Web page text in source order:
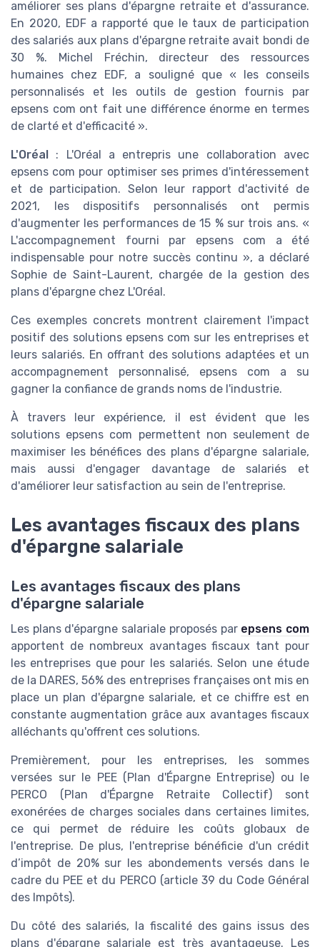
améliorer ses plans d'épargne retraite et d'assurance.
En 2020, EDF a rapporté que le taux de participation
des salariés aux plans d'épargne retraite avait bondi de
30 %. Michel Fréchin, directeur des ressources
humaines chez EDF, a souligné que « les conseils
personnalisés et les outils de gestion fournis par
epsens com ont fait une différence énorme en termes
de clarté et d'efficacité ».
L'Oréal
: L'Oréal a entrepris une collaboration avec
epsens com pour optimiser ses primes d'intéressement
et de participation. Selon leur rapport d'activité de
2021, les dispositifs personnalisés ont permis
d'augmenter les performances de 15 % sur trois ans. «
L'accompagnement fourni par epsens com a été
indispensable pour notre succès continu », a déclaré
Sophie de Saint-Laurent, chargée de la gestion des
plans d'épargne chez L'Oréal.
Ces exemples concrets montrent clairement l'impact
positif des solutions epsens com sur les entreprises et
leurs salariés. En offrant des solutions adaptées et un
accompagnement personnalisé, epsens com a su
gagner la confiance de grands noms de l'industrie.
À travers leur expérience, il est évident que les
solutions epsens com permettent non seulement de
maximiser les bénéfices des plans d'épargne salariale,
mais aussi d'engager davantage de salariés et
d'améliorer leur satisfaction au sein de l'entreprise.
Les avantages fiscaux des plans
d'épargne salariale
Les avantages fiscaux des plans
d'épargne salariale
Les plans d'épargne salariale proposés par epsens com
apportent de nombreux avantages fiscaux tant pour
les entreprises que pour les salariés. Selon une étude
de la DARES, 56% des entreprises françaises ont mis en
place un plan d'épargne salariale, et ce chiffre est en
constante augmentation grâce aux avantages fiscaux
alléchants qu'offrent ces solutions.
Premièrement, pour les entreprises, les sommes
versées sur le PEE (Plan d'Épargne Entreprise) ou le
PERCO (Plan d'Épargne Retraite Collectif) sont
exonérées de charges sociales dans certaines limites,
ce qui permet de réduire les coûts globaux de
l'entreprise. De plus, l'entreprise bénéficie d'un crédit
d’impôt de 20% sur les abondements versés dans le
cadre du PEE et du PERCO (article 39 du Code Général
des Impôts).
Du côté des salariés, la fiscalité des gains issus des
plans d'épargne salariale est très avantageuse. Les